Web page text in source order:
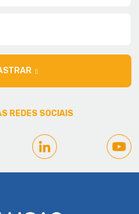
REDES SOCIAIS